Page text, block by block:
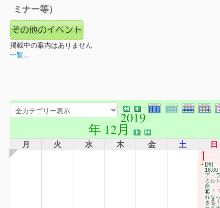
ミナー等）
掲載中の案内はありません
一覧...
2019
年 12月
月 火 水 木 金 土 日
1[終]
18:00
ア・
カル
座
⑩「
れな
きる